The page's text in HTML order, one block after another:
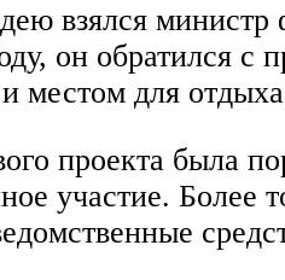
взялся
он обратился
местом для
проекта была
участие. Более